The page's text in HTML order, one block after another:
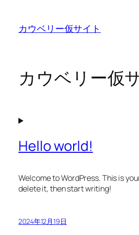
カウベリー仮サイト
カウベリー仮
Hello world!
Welcome to WordPress. This is
delete it, then start writing!
2024年12月19日